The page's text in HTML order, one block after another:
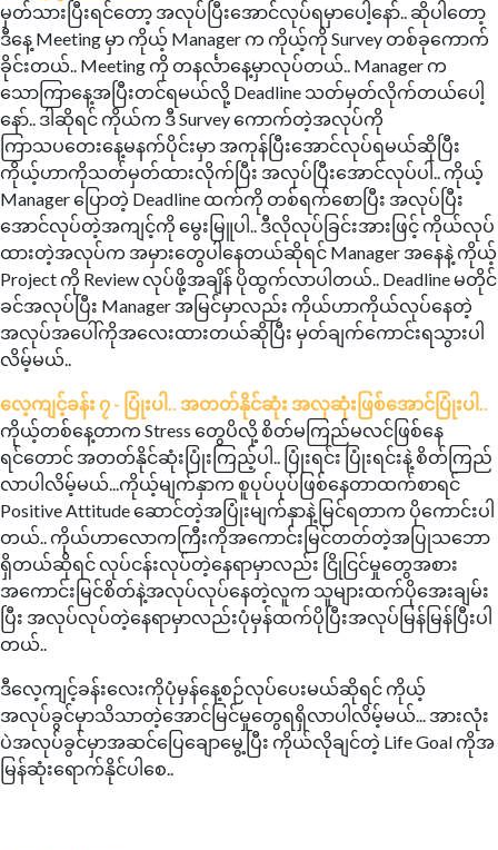
မှတ်သားပြီးရင်တော့ အလုပ်ပြီးအောင်လုပ်ရမှာပေါ့နော်.. ဆိုပါတော့
ဒီနေ့ Meeting မှာ ကိုယ့် Manager က ကိုယ့်ကို Survey တစ်ခုကောက်
ခိုင်းတယ်.. Meeting ကို တနင်္လာနေ့မှာလုပ်တယ်.. Manager က
သောကြာနေ့အပြီးတင်ရမယ်လို့ Deadline သတ်မှတ်လိုက်တယ်ပေါ့
နော်.. ဒါဆိုရင် ကိုယ်က ဒီ Survey ကောက်တဲ့အလုပ်ကို
ကြာသပတေးနေ့မနက်ပိုင်းမှာ အကုန်ပြီးအောင်လုပ်ရမယ်ဆိုပြီး
ကိုယ့်ဟာကိုသတ်မှတ်ထားလိုက်ပြီး အလုပ်ပြီးအောင်လုပ်ပါ.. ကိုယ့်
Manager ပြောတဲ့ Deadline ထက်ကို တစ်ရက်စောပြီး အလုပ်ပြီး
အောင်လုပ်တဲ့အကျင့်ကို မွေးမြူပါ.. ဒီလိုလုပ်ခြင်းအားဖြင့် ကိုယ်လုပ်
ထားတဲ့အလုပ်က အမှားတွေပါနေတယ်ဆိုရင် Manager အနေနဲ့ ကိုယ့်
Project ကို Review လုပ်ဖို့အချိန် ပိုထွက်လာပါတယ်.. Deadline မတိုင်
ခင်အလုပ်ပြီး Manager အမြင်မှာလည်း ကိုယ်ဟာကိုယ်လုပ်နေတဲ့
အလုပ်အပေါ်ကိုအလေးထားတယ်ဆိုပြီး မှတ်ချက်ကောင်းရသွားပါ
လိမ့်မယ်..
လေ့ကျင့်ခန်း ၇ - ပြုံးပါ.. အတတ်နိုင်ဆုံး အလှဆုံးဖြစ်အောင်ပြုံးပါ..
ကိုယ့်တစ်နေ့တာက Stress တွေပိလို့ စိတ်မကြည်မလင်ဖြစ်နေ
ရင်တောင် အတတ်နိုင်ဆုံးပြုံးကြည့်ပါ.. ပြုံးရင်း ပြုံးရင်းနဲ့ စိတ်ကြည်
လာပါလိမ့်မယ်...ကိုယ့်မျက်နှာက စူပုပ်ပုပ်ဖြစ်နေတာထက်စာရင်
Positive Attitude ဆောင်တဲ့အပြုံးမျက်နှာနဲ့မြင်ရတာက ပိုကောင်းပါ
တယ်.. ကိုယ်ဟာလောကကြီးကိုအကောင်းမြင်တတ်တဲ့အပြုသဘော
ရှိတယ်ဆိုရင် လုပ်ငန်းလုပ်တဲ့နေရာမှာလည်း ငြိုငြင်မှုတွေအစား
အကောင်းမြင်စိတ်နဲ့အလုပ်လုပ်နေတဲ့လူက သူများထက်ပိုအေးချမ်း
ပြီး အလုပ်လုပ်တဲ့နေရာမှာလည်းပုံမှန်ထက်ပိုပြီးအလုပ်မြန်မြန်ပြီးပါ
တယ်..
ဒီလေ့ကျင့်ခန်းလေးကိုပုံမှန်နေ့စဉ်လုပ်ပေးမယ်ဆိုရင် ကိုယ့်
အလုပ်ခွင်မှာသိသာတဲ့အောင်မြင်မှုတွေရရှိလာပါလိမ့်မယ်... အားလုံး
ပဲအလုပ်ခွင်မှာအဆင်ပြေချောမွေ့ပြီး ကိုယ်လိုချင်တဲ့ Life Goal ကိုအ
မြန်ဆုံးရောက်နိုင်ပါစေ..